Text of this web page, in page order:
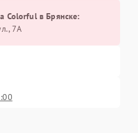
Colorful в Брянске:
7А